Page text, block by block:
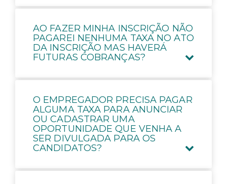
AO FAZER MINHA INSCRIÇÃO NÃO
PAGAREI NENHUMA TAXA NO ATO
DA INSCRIÇÃO MAS HAVERÁ
FUTURAS COBRANÇAS?
O EMPREGADOR PRECISA PAGAR
ALGUMA TAXA PARA ANUNCIAR
OU CADASTRAR UMA
OPORTUNIDADE QUE VENHA A
SER DIVULGADA PARA OS
CANDIDATOS?